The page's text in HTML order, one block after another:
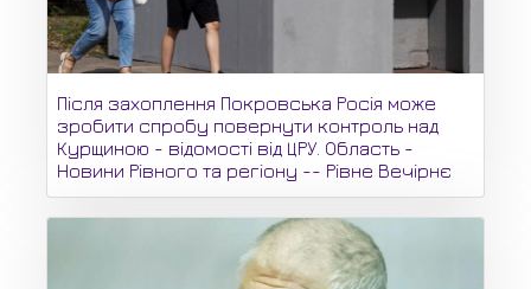
Після захоплення Покровська Росія може
зробити спробу повернути контроль над
Курщиною - відомості від ЦРУ. Область -
Новини Рівного та регіону -- Рівне Вечірнє